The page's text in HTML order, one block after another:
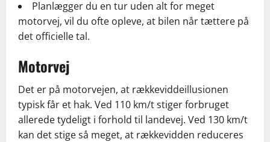
Planlægger du en tur uden alt for meget
motorvej, vil du ofte opleve, at bilen når tættere på
det officielle tal.
Motorvej
Det er på motorvejen, at rækkeviddeillusionen
typisk får et hak. Ved 110 km/t stiger forbruget
allerede tydeligt i forhold til landevej. Ved 130 km/t
kan det stige så meget, at rækkevidden reduceres